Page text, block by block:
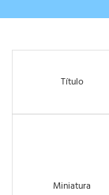
Título
Miniatura